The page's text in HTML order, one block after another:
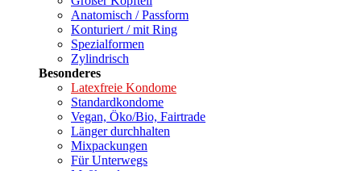
Anatomisch / Passform
Konturiert / mit Ring
Spezialformen
Zylindrisch
Besonderes
Latexfreie Kondome
Standardkondome
Vegan, Öko/Bio, Fairtrade
Länger durchhalten
Mixpackungen
Für Unterwegs